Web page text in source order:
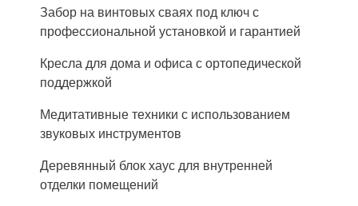
Забор на винтовых сваях под ключ с
профессиональной установкой и гарантией
Кресла для дома и офиса с ортопедической
поддержкой
Медитативные техники с использованием
звуковых инструментов
Деревянный блок хаус для внутренней
отделки помещений